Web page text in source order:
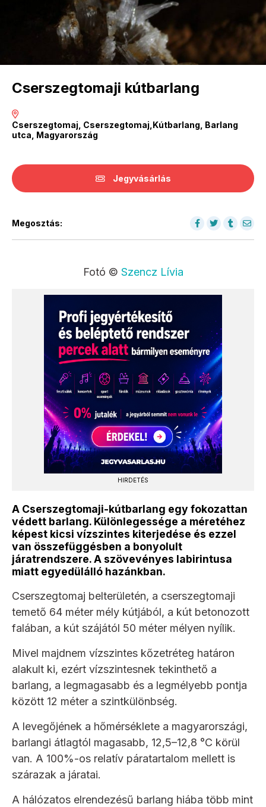
Cserszegtomaji kútbarlang
Cserszegtomaj, Cserszegtomaj,Kútbarlang, Barlang
utca, Magyarország
Jegyvásárlás
Megosztás:
Fotó © Szencz Lívia
HIRDETÉS
A Cserszegtomaji-kútbarlang egy fokozattan
védett barlang. Különlegessége a méretéhez
képest kicsi vízszintes kiterjedése és ezzel
van összefüggésben a bonyolult
járatrendszere. A szövevényes labirintusa
miatt egyedülálló hazánkban.
Cserszegtomaj belterületén, a cserszegtomaji
temető 64 méter mély kútjából, a kút betonozott
falában, a kút szájától 50 méter mélyen nyílik.
Mivel majdnem vízszintes kőzetréteg határon
alakult ki, ezért vízszintesnek tekinthető a
barlang, a legmagasabb és a legmélyebb pontja
között 12 méter a szintkülönbség.
A levegőjének a hőmérséklete a magyarországi,
barlangi átlagtól magasabb, 12,5–12,8 °C körül
van. A 100%-os relatív páratartalom mellett is
szárazak a járatai.
A hálózatos elrendezésű barlang hiába több mint